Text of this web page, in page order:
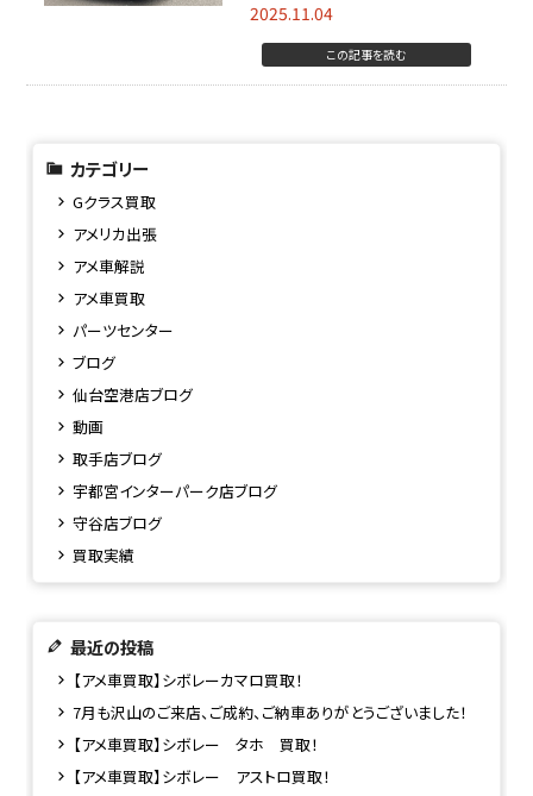
2025.11.04
この記事を読む
カテゴリー
Gクラス買取
アメリカ出張
アメ車解説
アメ車買取
パーツセンター
ブログ
仙台空港店ブログ
動画
取手店ブログ
宇都宮インターパーク店ブログ
守谷店ブログ
買取実績
最近の投稿
【アメ車買取】シボレーカマロ買取！
7月も沢山のご来店、ご成約、ご納車ありがとうございました！
【アメ車買取】シボレー タホ 買取！
【アメ車買取】シボレー アストロ買取！